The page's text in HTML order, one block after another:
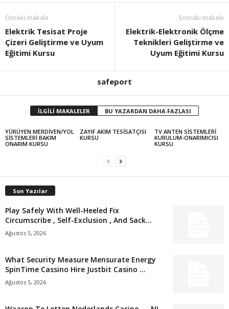
Önceki makale
Elektrik Tesisat Proje
Çizeri Geliştirme ve Uyum
Eğitimi Kursu
Sonraki makale
Elektrik-Elektronik Ölçme
Teknikleri Geliştirme ve
Uyum Eğitimi Kursu
safeport
İLGİLİ MAKALELER BU YAZARDAN DAHA FAZLASI
YÜRÜYEN MERDİVEN/YOL
SİSTEMLERİ BAKIM
ONARIM KURSU
ZAYIF AKIM TESİSATÇISI
KURSU
TV ANTEN SİSTEMLERİ
KURULUM-ONARIMICISI
KURSU
Son Yazılar
Play Safely With Well-Heeled Fix
Circumscribe , Self-Exclusion , And Sack...
Ağustos 5, 2026
What Security Measure Mensurate Energy
SpinTime Cassino Hire Justbit Casino ...
Ağustos 5, 2026